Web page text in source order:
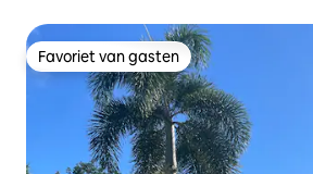
Favoriet van gasten
Favoriet van gasten